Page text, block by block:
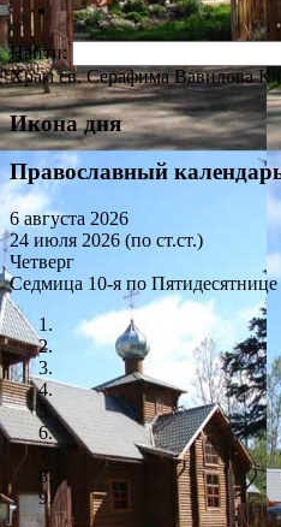
Найти:
Храм св. Серафима Вавилова
Икона дня
Православный
6 августа 2026
24 июля 2026 (по ст.ст.)
Четверг
Седмица 10-я по Пятидесятнице